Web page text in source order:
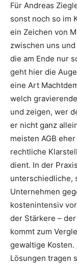
Für Andreas
sonst noch so im
ein Zeichen von
zwischen uns und
die am Ende nur
geht hier die
eine Art
welch
und zeigen, wer
er nicht ganz
meisten AGB
rechtliche
dient. In der
unterschiedliche,
Unternehmen
kostenintensiv
der Stärkere –
kommt zum
gewaltige Kosten.
Lösungen tragen